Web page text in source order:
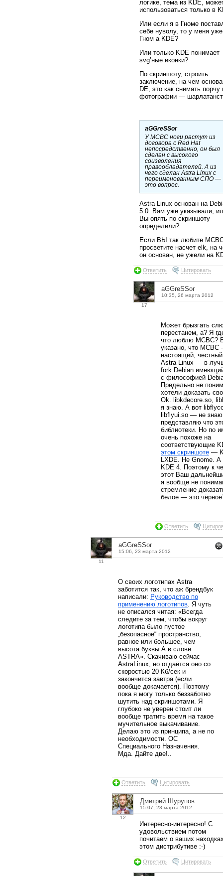
логике, тема из KDE,
использоваться только в
Или если я в Гноме
себе нуволу, то у меня
Гном а KDE?
Или только KDE понимает
svg’ные иконки?
По скриншоту, строить
заключение, на чем
DE, это как снимать порчу
фотографии —
aGGreSSor
У МСВС ноги растут из
договора с Red Hat
непосредственно, он был
сделан с высокого
соизволения
правообладателей. А из
чего сделан Astra Linux с
переименованным СПО —
это вопрос.
Astra Linux основан на
5.0. Вам уже указывали,
Вы опять по скриншоту
определили?
Если ВЫ так любите
просветите насчет elk, на
он основан, не ужели на
Ответить Цитировать
17
aGGreSSor
10:35, 26 марта 2012
Может брызгать
перестанем, а? Я
что люблю МСВС?
указано, что МСВС
настоящий,
Astra Linux — в
fork Debian
с философией
Предельно не
хотели доказать
Ok. libkdecore.so,
я знаю. А вот
libflyui.so — не
представляю что
библиотеки. Но по
очень похоже на
соответствующие
этом скриншоте —
LXDE. Не Gnome. А
KDE 4. Поэтому к
этот Ваш
я вообще не
стремление
белое — это
Ответить
11
aGGreSSor
15:06, 23 марта 2012
О своих логотипах Astra
заботится так, что аж брендбук
написали: Руководство по
применению логотипов . Я чуть
не описался читая: «Всегда
следите за тем, чтобы вокруг
логотипа было пустое
„безопасное“ пространство,
равное или большее, чем
высота буквы А в слове
ASTRA». Скачиваю сейчас
AstraLinux, но отдаётся оно со
скоростью 20 Кб/сек и
закончится завтра (если
вообще докачается). Поэтому
пока я могу только беззаботно
шутить над скриншотами. Я
глубоко не уверен стоит ли
вообще тратить время на такое
мучительное выкачивание.
Делаю это из принципа, а не по
необходимости. ОС
Специального Назначения.
Мда. Дайте две!..
Ответить Цитировать
12
Дмитрий Шурупов
15:07, 23 марта 2012
Интересно-интересно! С
удовольствием потом
почитаем о ваших
этом дистрибутиве :-)
Ответить Цитировать